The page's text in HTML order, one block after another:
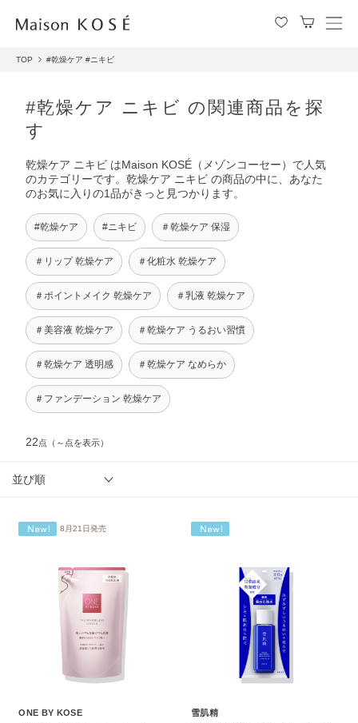
メ
TOP #乾燥ケア #ニキビ
#乾燥ケア ニキビ の関連商品を探
す
乾燥ケア ニキビ はMaison KOSÉ（メゾンコーセー）で人気
のカテゴリーです。乾燥ケア ニキビ の商品の中に、あなた
のお気に入りの1品がきっと見つかります。
#乾燥ケア #ニキビ ＃乾燥ケア 保湿
＃リップ 乾燥ケア ＃化粧水 乾燥ケア
＃ポイントメイク 乾燥ケア ＃乳液 乾燥ケア
＃美容液 乾燥ケア ＃乾燥ケア うるおい習慣
＃乾燥ケア 透明感 ＃乾燥ケア なめらか
＃ファンデーション 乾燥ケア
22点 （～点を表示）
並び順
8月21日発売
ONE BY KOSE 雪肌精